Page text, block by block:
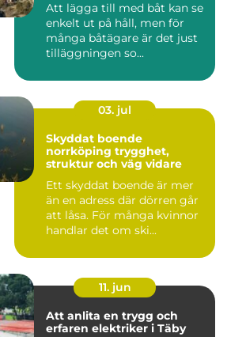
Att lägga till med båt kan se
enkelt ut på håll, men för
många båtägare är det just
tilläggningen so...
03. jul
Skyddat boende
norrköping trygghet,
struktur och väg vidare
Ett skyddat boende är mer
än en adress där dörren går
att låsa. För många kvinnor
handlar det om ski...
11. jun
Att anlita en trygg och
erfaren elektriker i Täby